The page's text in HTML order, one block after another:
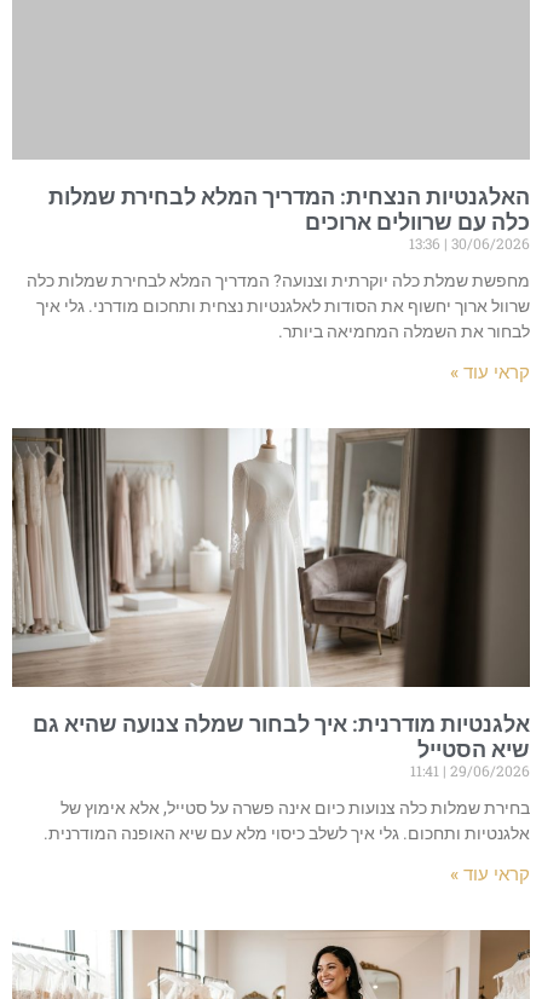
האלגנטיות הנצחית: המדריך המלא לבחירת שמלות
כלה עם שרוולים ארוכים
30/06/2026
מחפשת שמלת כלה יוקרתית וצנועה? המדריך המלא לבחירת שמלות כלה
שרוול ארוך יחשוף את הסודות לאלגנטיות נצחית ותחכום מודרני. גלי איך
לבחור את השמלה המחמיאה ביותר.
קראי עוד »
אלגנטיות מודרנית: איך לבחור שמלה צנועה שהיא גם
שיא הסטייל
29/06/2026
בחירת שמלות כלה צנועות כיום אינה פשרה על סטייל, אלא אימוץ של
אלגנטיות ותחכום. גלי איך לשלב כיסוי מלא עם שיא האופנה המודרנית.
קראי עוד »